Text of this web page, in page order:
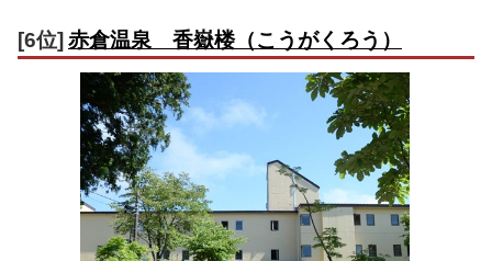
[6位]赤倉温泉 香嶽楼（こうがくろう）